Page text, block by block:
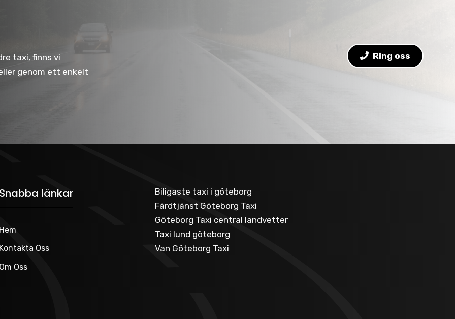
taxi, finns vi
genom ett enkelt
Ring oss
länkar
Oss
Oss
Biligaste taxi i göteborg
Färdtjänst Göteborg Taxi
Göteborg Taxi central landvetter
Taxi lund göteborg
Van Göteborg Taxi